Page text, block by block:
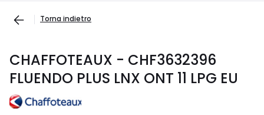
Torna indietro
CHAFFOTEAUX - CHF3632396
FLUENDO PLUS LNX ONT 11 LPG EU